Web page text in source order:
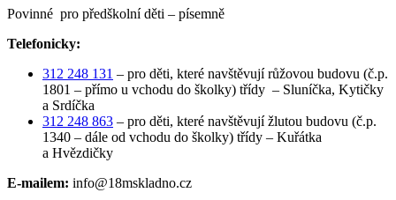
Povinné pro předškolní děti – písemně
Telefonicky:
312 248 131 – pro děti, které navštěvují růžovou budovu (č.p.
1801 – přímo u vchodu do školky) třídy – Sluníčka, Kytičky
a Srdíčka
312 248 863 – pro děti, které navštěvují žlutou budovu (č.p.
1340 – dále od vchodu do školky) třídy – Kuřátka
a Hvězdičky
E-mailem: info@18mskladno.cz